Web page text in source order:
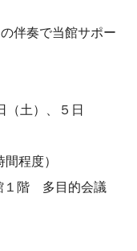
伴奏で当館サポー
土）、５日
程度）
１階 多目的会議